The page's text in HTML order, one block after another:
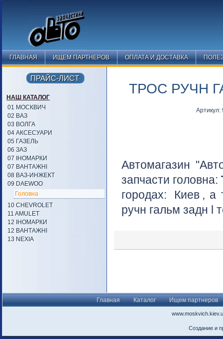
ГЛАВНАЯ ИЩЕМ ПАРТНЕРОВ ОПЛАТА И ДОСТАВКА
ТРОС РУЧН
Автомагазин
запчасти головна:
городах:
Киев , а
ручн гальм задн l
ПРАЙС-ЛИСТ
НАШ КАТАЛОГ
01 МОСКВИЧ
02 ВАЗ
03 ВОЛГА
04 АКСЕСУАРИ
05 ГАЗЕЛЬ
06 ЗАЗ
07 ІНОМАРКИ
07 ВАНТАЖНІ
08 ВАЗ-ИНЖЕКТ
09 DAEWOO
Головна
10 CHEVROLET
11 AMULET
12 ІНОМАРКИ
12 ВАНТАЖНІ
13 NEXIA
Главная Каталог Ищем партнеров
Создание и